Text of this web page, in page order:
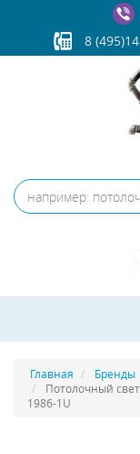
8
Главная
Бренды
Потолочный
1986-1U